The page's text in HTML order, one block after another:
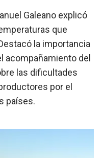
Galeano explicó
que
la importancia
acompañamiento del
las dificultades
por el
países.